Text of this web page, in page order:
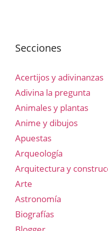
Secciones
Acertijos y adivinanzas
Adivina la pregunta
Animales y plantas
Anime y dibujos
Apuestas
Arqueología
Arquitectura y
Arte
Astronomía
Biografías